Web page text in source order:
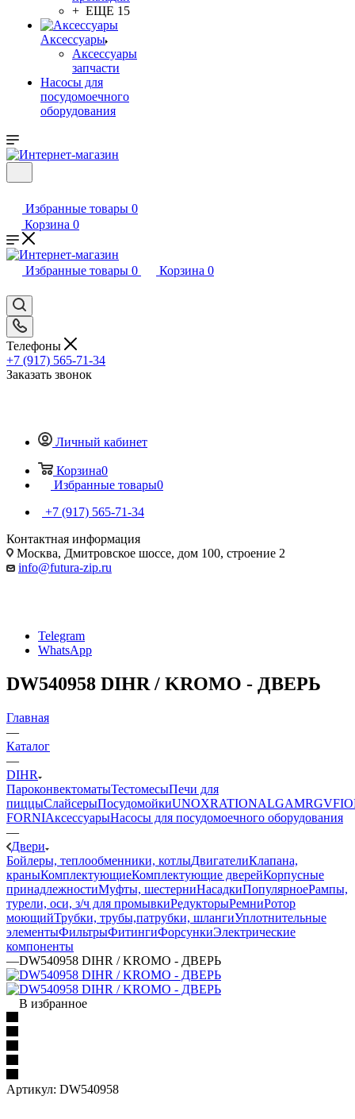
+ ЕЩЕ 15
Аксессуары
Аксессуары
запчасти
Насосы для
посудомоечного
оборудования
Избранные товары 0
Корзина 0
Избранные товары 0 Корзина 0
Телефоны
+7 (917) 565-71-34
Заказать звонок
Личный кабинет
Корзина0
Избранные товары0
+7 (917) 565-71-34
Контактная информация
Москва, Дмитровское шоссе, дом 100, строение 2
info@futura-zip.ru
Telegram
WhatsApp
DW540958 DIHR / KROMO - ДВЕРЬ
Главная
—
Каталог
—
DIHR
ПароконвектоматыТестомесыПечи для
пиццыСлайсерыПосудомойкиUNOXRATIONALGAMRGV
FORNIАксессуарыНасосы для посудомоечного оборудования
—
Двери
Бойлеры, теплообменники, котлыДвигателиКлапана,
краныКомплектующиеКомплектующие дверейКорпусные
принадлежностиМуфты, шестерниНасадкиПопулярноеРампы,
турели, оси, з/ч для промывкиРедукторыРемниРотор
моющийТрубки, трубы,патрубки, шлангиУплотнительные
элементыФильтрыФитингиФорсункиЭлектрические
компоненты
—DW540958 DIHR / KROMO - ДВЕРЬ
В избранное
Артикул: DW540958